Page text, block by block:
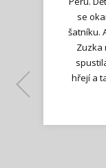
se
šatníku.
Zuzka
hřejí a